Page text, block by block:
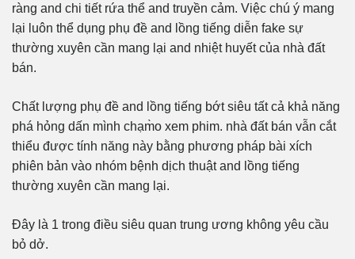
ràng and chi tiết rứa thể and truyền cảm. Việc chú ý mang
lại luôn thể dụng phụ đề and lồng tiếng diễn fake sự
thường xuyên cần mang lại and nhiệt huyết của nhà đất
bán.
Chất lượng phụ đề and lồng tiếng bớt siêu tất cả khả năng
phá hỏng dấn mình chạm̀o xem phim. nhà đất bán vẫn cắt
thiểu được tính năng này bằng phương pháp bài xích
phiên bản vào nhóm bệnh dịch thuật and lồng tiếng
thường xuyên cần mang lại.
Đây là 1 trong điều siêu quan trung ương không yêu cầu
bỏ dở.